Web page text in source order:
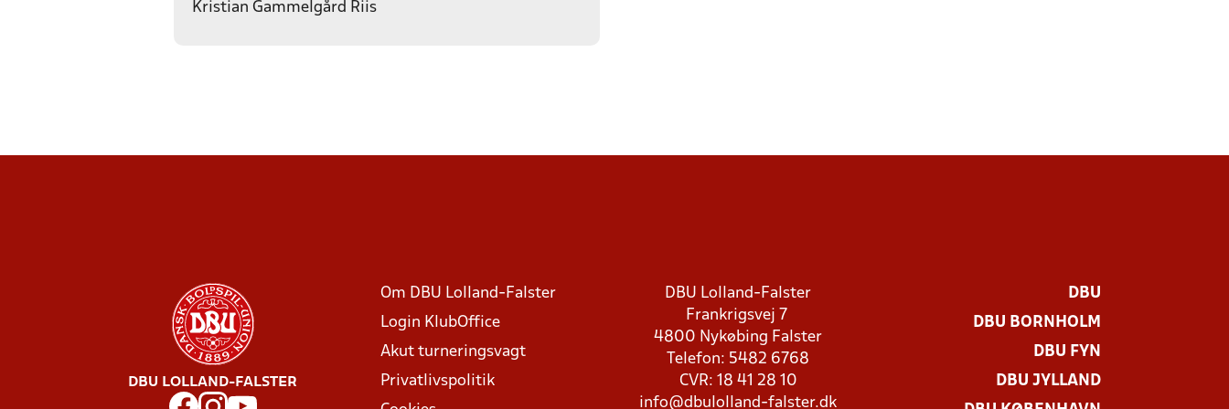
Kristian Gammelgård Riis
DBU LOLLAND-FALSTER
Om DBU Lolland-Falster
Login KlubOffice
Akut turneringsvagt
Privatlivspolitik
DBU Lolland-Falster
Frankrigsvej 7
4800 Nykøbing Falster
Telefon: 5482 6768
CVR: 18 41 28 10
info@dbulolland-falster.dk
DBU
DBU BORNHOLM
DBU FYN
DBU JYLLAND